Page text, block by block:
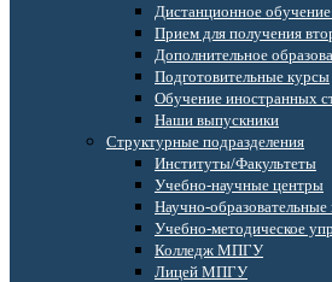
Дистанционное
Прием для получения
Дополнительное
Подготовительные курсы
Обучение иностранных
Наши выпускники
Структурные подразделения
Институты/Факультеты
Учебно-научные центры
Научно-
Учебно-методическое
Колледж МПГУ
Лицей МПГУ